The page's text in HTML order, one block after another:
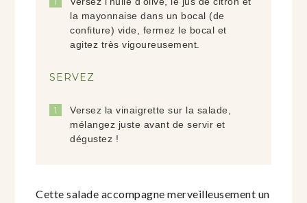
la mayonnaise dans un bocal (de
confiture) vide, fermez le bocal et
agitez très vigoureusement.
SERVEZ
Versez la vinaigrette sur la salade,
mélangez juste avant de servir et
dégustez !
Cette salade accompagne merveilleusement un